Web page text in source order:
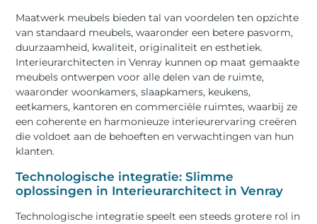
Maatwerk meubels bieden tal van voordelen ten opzichte
van standaard meubels, waaronder een betere pasvorm,
duurzaamheid, kwaliteit, originaliteit en esthetiek.
Interieurarchitecten in Venray kunnen op maat gemaakte
meubels ontwerpen voor alle delen van de ruimte,
waaronder woonkamers, slaapkamers, keukens,
eetkamers, kantoren en commerciële ruimtes, waarbij ze
een coherente en harmonieuze interieurervaring creëren
die voldoet aan de behoeften en verwachtingen van hun
klanten.
Technologische integratie: Slimme
oplossingen in Interieurarchitect in Venray
Technologische integratie speelt een steeds grotere rol in